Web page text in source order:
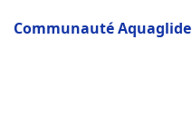
Communauté Aquaglide